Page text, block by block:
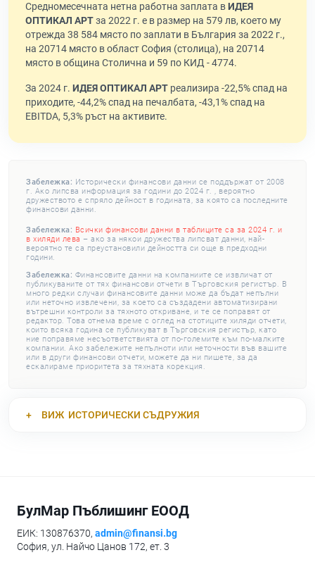
Средномесечната нетна работна заплата вИДЕЯ
ОПТИКАЛ АРТза 2022 г. е в размер на 579 лв, което му
отрежда 38 584 място по заплати в България за 2022 г.,
на 20714 място в област София (столица), на 20714
място в община Столична и 59 по КИД - 4774.
За 2024 г. ИДЕЯ ОПТИКАЛ АРТ реализира -22,5% спад на
приходите, -44,2% спад на печалбата, -43,1% спад на
EBITDA, 5,3% ръст на активите.
Забележка: Исторически финансови данни се поддържат от 2008
г. Ако липсва информация за години до 2024 г. , вероятно
дружеството е спряло дейност в годината, за която са последните
финансови данни.
Забележка: Всички финансови данни в таблиците са за 2024 г. и
в хиляди лева – ако за някои дружества липсват данни, най-
вероятно те са преустановили дейността си още в предходни
години.
Забележка: Финансовите данни на компаниите се извличат от
публикуваните от тях финансови отчети в Търговския регистър. В
много редки случаи финансовите данни може да бъдат непълни
или неточно извлечени, за което са създадени автоматизирани
вътрешни контроли за тяхното откриване, и те се поправят от
редактор. Това отнема време с оглед на стотиците хиляди отчети,
които всяка година се публикуват в Търговския регистър, като
ние поправяме несъответствията от по-големите към по-малките
компании. Ако забележите непълноти или неточности във вашите
или в други финансови отчети, можете да ни пишете, за да
ескалираме приоритета за тяхната корекция.
ВИЖ ИСТОРИЧЕСКИ СЪДРУЖИЯ
БулМар Пъблишинг ЕООД
ЕИК: 130876370, admin@finansi.bg
София, ул. Найчо Цанов 172, ет. 3